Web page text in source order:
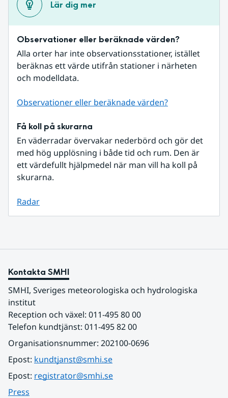
Lär dig mer
Observationer eller beräknade värden?
Alla orter har inte observationsstationer, istället
beräknas ett värde utifrån stationer i närheten
och modelldata.
Observationer eller beräknade värden?
Få koll på skurarna
En väderradar övervakar nederbörd och gör det
med hög upplösning i både tid och rum. Den är
ett värdefullt hjälpmedel när man vill ha koll på
skurarna.
Radar
Kontakta SMHI
SMHI, Sveriges meteorologiska och hydrologiska
institut
Reception och växel: 011-495 80 00
Telefon kundtjänst: 011-495 82 00
Organisationsnummer: 202100-0696
Epost: kundtjanst@smhi.se
Epost: registrator@smhi.se
Press